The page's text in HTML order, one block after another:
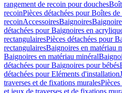
rangement de recoin pour douches
recoinPièces détachées pour Boîtes
recoinAccessoiresBaignoires
détachées pour Baignoires en
rectangulairesPièces détachées pour
rectangulairesBaignoires en matériau
Baignoires en matériau minéral
détachées pour Baignoires pour bébés
détachées pour Eléments d'installation
traverses et de fixations murales
et jeux de traverses et de fixations